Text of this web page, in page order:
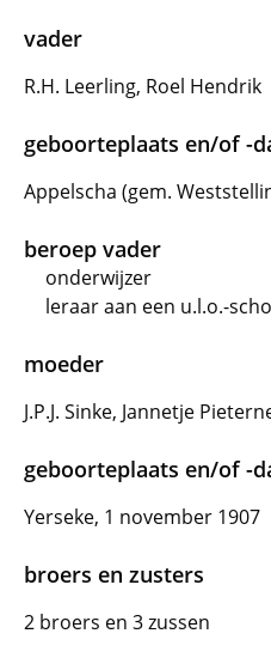
vader
R.H. Leerling, Roel Hendrik
geboorteplaats en/of -
Appelscha (gem.
beroep vader
onderwijzer
leraar aan een u.l.o.-
moeder
J.P.J. Sinke, Jannetje
geboorteplaats en/of -
Yerseke, 1 november 1907
broers en zusters
2 broers en 3 zussen